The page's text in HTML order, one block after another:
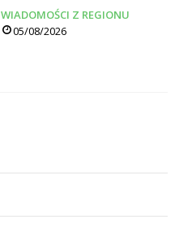
WIADOMOŚCI Z REGIONU
05/08/2026